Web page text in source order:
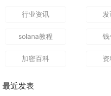
行业资讯
solana教程 钱
加密百科
最近发表